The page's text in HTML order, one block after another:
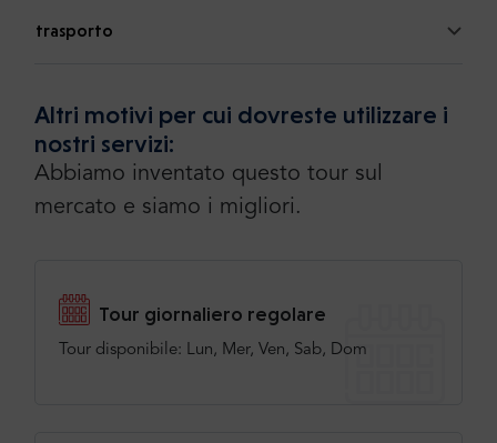
trasporto
Altri motivi per cui dovreste utilizzare i
nostri servizi:
Abbiamo inventato questo tour sul
mercato e siamo i migliori.
Tour giornaliero regolare
Tour disponibile: Lun, Mer, Ven, Sab, Dom